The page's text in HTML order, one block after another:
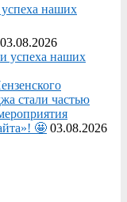
наших
03.08.2026
успеха наших
стали частью
🤩 03.08.2026